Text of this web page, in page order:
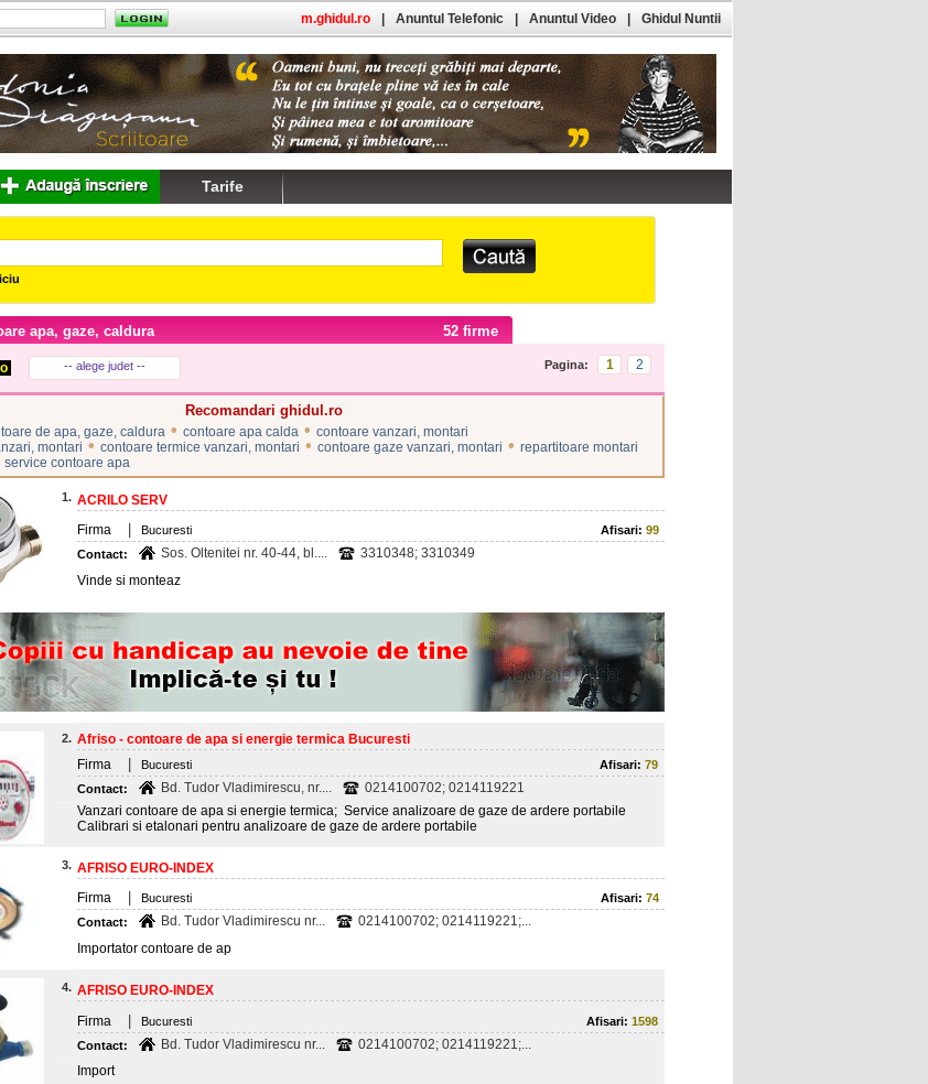
52 firme
apa, gaze, caldura
-- alege judet -- Pagina: 1 2
Recomandari ghidul.ro
de apa, gaze, caldura • contoare apa calda • contoare vanzari, montari
montari • contoare termice vanzari, montari • contoare gaze vanzari, montari • repartitoare montari
service contoare apa
1. ACRILO SERV
Firma
Bucuresti Afisari: 99
Contact:
Sos. Oltenitei nr. 40-44, bl....
3310348; 3310349
Vinde si monteaz
2. Afriso - contoare de apa si energie termica Bucuresti
Firma
Bucuresti Afisari: 79
Contact:
Bd. Tudor Vladimirescu, nr....
0214100702; 0214119221
Vanzari contoare de apa si energie termica; Service analizoare de gaze de ardere portabile
Calibrari si etalonari pentru analizoare de gaze de ardere portabile
3. AFRISO EURO-INDEX
Firma
Bucuresti Afisari: 74
Contact:
Bd. Tudor Vladimirescu nr...
0214100702; 0214119221;...
Importator contoare de ap
4. AFRISO EURO-INDEX
Firma
Bucuresti Afisari: 1598
Contact:
Bd. Tudor Vladimirescu nr...
0214100702; 0214119221;...
Import
m.ghidul.ro Anuntul Telefonic Anuntul Video Ghidul Nuntii
Tarife